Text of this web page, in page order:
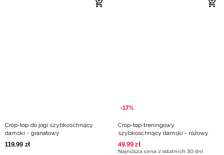
Crop-top do jogi szybkoschnący
damski - granatowy
119,99 zł
-17%
Crop-top treningowy
szybkoschnący damski - różowy
49,99 zł
Najniższa cena z ostatnich 30 dni